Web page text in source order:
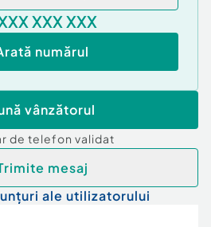
XXX XXX
numărul
vânzătorul
de telefon validat
mesaj
ale utilizatorului